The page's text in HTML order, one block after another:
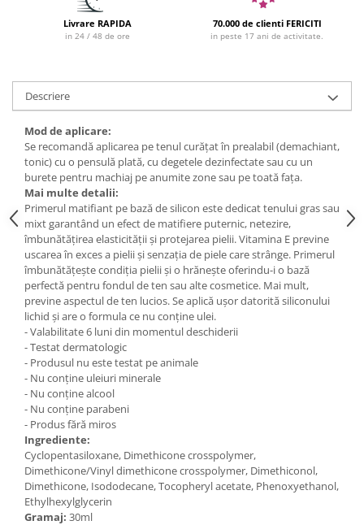
Livrare RAPIDA
in 24 / 48 de ore
70.000 de clienti FERICITI
in peste 17 ani de activitate.
Descriere
Mod de aplicare:
Se recomandă aplicarea pe tenul curățat în prealabil (demachiant,
tonic) cu o pensulă plată, cu degetele dezinfectate sau cu un
burete pentru machiaj pe anumite zone sau pe toată fața.
Mai multe detalii:
Primerul matifiant pe bază de silicon este dedicat tenului gras sau
mixt garantând un efect de matifiere puternic, netezire,
îmbunătățirea elasticității și protejarea pielii. Vitamina E previne
uscarea în exces a pielii și senzația de piele care strânge. Primerul
îmbunătățește condiția pielii și o hrănește oferindu-i o bază
perfectă pentru fondul de ten sau alte cosmetice. Mai mult,
previne aspectul de ten lucios. Se aplică ușor datorită siliconului
lichid și are o formula ce nu conține ulei.
- Valabilitate 6 luni din momentul deschiderii
- Testat dermatologic
- Produsul nu este testat pe animale
- Nu conține uleiuri minerale
- Nu conține alcool
- Nu conține parabeni
- Produs fără miros
Ingrediente:
Cyclopentasiloxane, Dimethicone crosspolymer,
Dimethicone/Vinyl dimethicone crosspolymer, Dimethiconol,
Dimethicone, Isododecane, Tocopheryl acetate, Phenoxyethanol,
Ethylhexylglycerin
Gramaj: 30ml